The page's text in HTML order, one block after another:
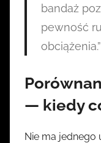
bandaż
pewność
— kiedy
Nie ma jednego